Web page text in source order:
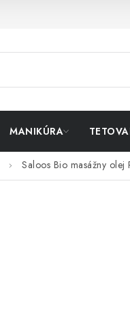
MANIKÚRA
Saloos Bio masážny olej